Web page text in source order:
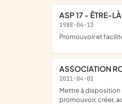
ASP 17 - ÊTRE-LÀ
1988-04-13
Promouvoir et
ASSOCIATION
2011-04-01
mettre à disposition de la population un service de soins infirmiers et d'aide à domicile ; favoriser une action sanitaire, préventive et éducative auprès de la population ;
promouvoir, créer,